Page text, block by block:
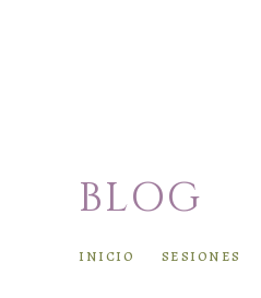
BLOG
inicio sesiones